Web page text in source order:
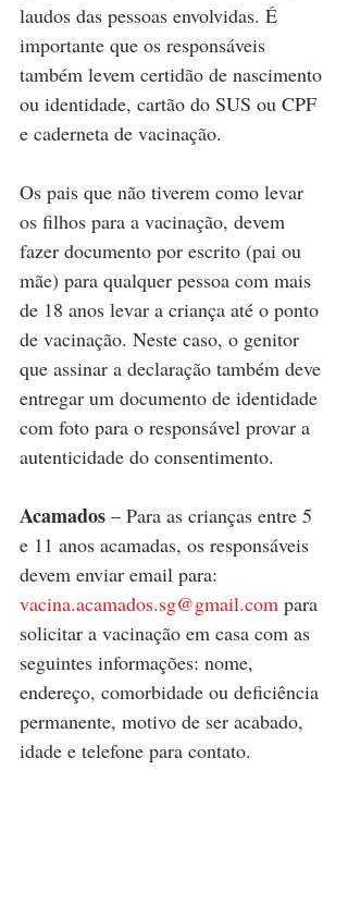
laudos das pessoas envolvidas. É
importante que os responsáveis
também levem certidão de nascimento
ou identidade, cartão do SUS ou CPF
e caderneta de vacinação.
Os pais que não tiverem como levar
os filhos para a vacinação, devem
fazer documento por escrito (pai ou
mãe) para qualquer pessoa com mais
de 18 anos levar a criança até o ponto
de vacinação. Neste caso, o genitor
que assinar a declaração também deve
entregar um documento de identidade
com foto para o responsável provar a
autenticidade do consentimento.
Acamados – Para as crianças entre 5
e 11 anos acamadas, os responsáveis
devem enviar email para:
vacina.acamados.sg@gmail.com para
solicitar a vacinação em casa com as
seguintes informações: nome,
endereço, comorbidade ou deficiência
permanente, motivo de ser acabado,
idade e telefone para contato.